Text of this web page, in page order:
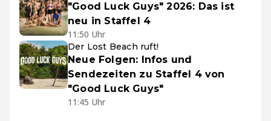
"Good Luck Guys" 2026: Das ist
neu in Staffel 4
11:50 Uhr
Der Lost Beach ruft!
Neue Folgen: Infos und
Sendezeiten zu Staffel 4 von
"Good Luck Guys"
11:45 Uhr